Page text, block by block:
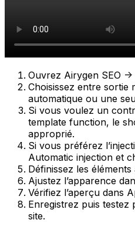
Ouvrez Airygen SEO -
Choisissez entre sortie
automatique ou une
Si vous voulez un
template function, le
approprié.
Si vous préférez
Automatic injection et
Définissez les
Ajustez l’apparence
Vérifiez l’aperçu dans
Enregistrez puis testez
site.